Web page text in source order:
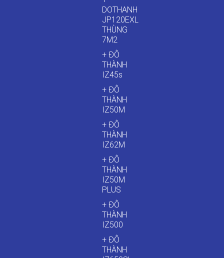
DOTHANH
JP120EXL
THÙNG
7M2
+ ĐÔ
THÀNH
IZ45s
+ ĐÔ
THÀNH
IZ50M
+ ĐÔ
THÀNH
IZ62M
+ ĐÔ
THÀNH
IZ50M
PLUS
+ ĐÔ
THÀNH
IZ500
+ ĐÔ
THÀNH